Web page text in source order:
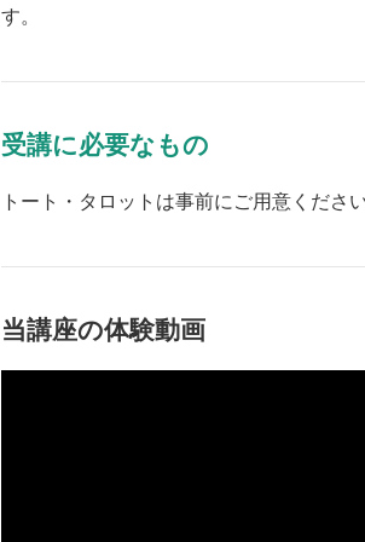
す。
受講に必要なもの
トート・タロットは事前にご用意くださ
当講座の体験動画